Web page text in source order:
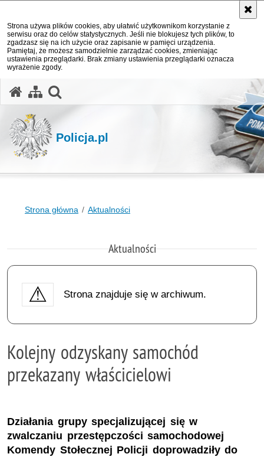
Strona używa plików cookies, aby ułatwić użytkownikom korzystanie z
serwisu oraz do celów statystycznych. Jeśli nie blokujesz tych plików, to
zgadzasz się na ich użycie oraz zapisanie w pamięci urządzenia.
Pamiętaj, że możesz samodzielnie zarządzać cookies, zmieniając
ustawienia przeglądarki. Brak zmiany ustawienia przeglądarki oznacza
wyrażenie zgody.
Policja.pl
Strona główna Aktualności
Aktualności
Strona znajduje się w archiwum.
Kolejny odzyskany samochód
przekazany właścicielowi
Działania grupy specjalizującej się w
zwalczaniu przestępczości samochodowej
Komendy Stołecznej Policji doprowadziły do